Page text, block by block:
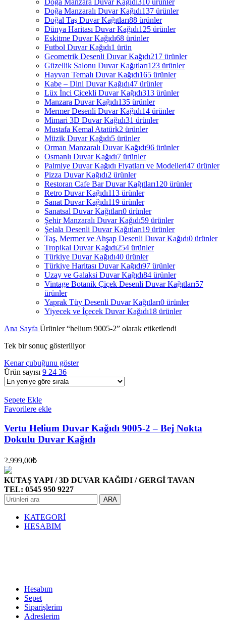
Doğa Manzaralı Duvar Kağıdı137 ürünler
Doğal Taş Duvar Kağıtları88 ürünler
Dünya Haritası Duvar Kağıdı125 ürünler
Eskitme Duvar Kağıdı68 ürünler
Futbol Duvar Kağıdı1 ürün
Geometrik Desenli Duvar Kağıdı217 ürünler
Güzellik Salonu Duvar Kağıtları123 ürünler
Hayvan Temalı Duvar Kağıdı165 ürünler
Kabe – Dini Duvar Kağıdı47 ürünler
Lüx İnci Çicekli Duvar Kağıdı313 ürünler
Manzara Duvar Kağıdı135 ürünler
Mermer Desenli Duvar Kağıdı14 ürünler
Mimari 3D Duvar Kağıdı31 ürünler
Mustafa Kemal Atatürk2 ürünler
Müzik Duvar Kağıdı5 ürünler
Orman Manzaralı Duvar Kağıdı96 ürünler
Osmanlı Duvar Kağıdı7 ürünler
Palmiye Duvar Kağıdı Fiyatları ve Modelleri47 ürünler
Pizza Duvar Kağıdı2 ürünler
Restoran Cafe Bar Duvar Kağıtları120 ürünler
Retro Duvar Kağıdı113 ürünler
Sanat Duvar Kağıdı119 ürünler
Sanatsal Duvar Kağıtları0 ürünler
Şehir Manzaralı Duvar Kağıdı59 ürünler
Şelala Desenli Duvar Kağıtları19 ürünler
Taş, Mermer ve Ahşap Desenli Duvar Kağıdı0 ürünler
Tropikal Duvar Kağıdı254 ürünler
Türkiye Duvar Kağıdı40 ürünler
Türkiye Haritası Duvar Kağıdı97 ürünler
Uzay ve Galaksi Duvar Kağıdı84 ürünler
Vintage Botanik Çiçek Desenli Duvar Kağıtları57
ürünler
Yaprak Tüy Desenli Duvar Kağıtları0 ürünler
Yiyecek ve İçecek Duvar Kağıdı18 ürünler
Ana Sayfa Ürünler “helium 9005-2” olarak etiketlendi
Tek bir sonuç gösteriliyor
Kenar çubuğunu göster
Ürün sayısı 9 24 36
Sepete Ekle
Favorilere ekle
Vertu Helium Duvar Kağıdı 9005-2 – Bej Nokta
Dokulu Duvar Kağıdı
2.999,00₺
KUTAŞ YAPI / 3D DUVAR KAĞIDI / GERGİ TAVAN
TEL: 0545 950 9227
ARA
KATEGORİ
HESABIM
Hesabım
Sepet
Siparişlerim
Adreslerim